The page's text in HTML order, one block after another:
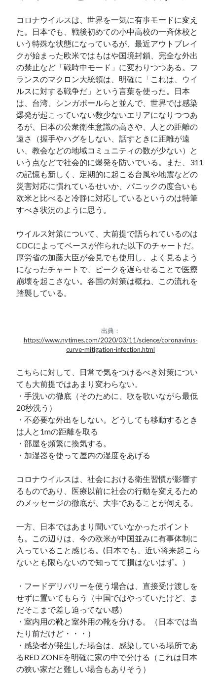
コロナウイルスは、世界を一気に有事モードに変え
た。日本でも、戦後初めての小中高校の一斉休校と
いう特殊な状態になっているが、最近アウトブレイ
クが始まった欧米ではもはや国境封鎖、完全な外出
の禁止など「戦時中モード」に変わりつつある。フ
ランスのマクロン大統領は、明確に「これは、ウイ
ルスに対する戦争だ」という言葉を使った。日本
は、台湾、シンガポールらと並んで、世界では感染
爆発が起こっていない数少ないエリアになりつつあ
るが、日本の公衆衛生意識の高さや、人との距離の
遠さ（握手やハグをしない、話すときに距離が遠
い、教会などの地域コミュニティの数が少ない）と
いう点などで社会的に爆発を防いでいる。また、311
の記憶も新しく、定期的に起こる台風や地震などの
災害対応に慣れているせいか、パニックの度合いも
欧米と比べると冷静に対応しているというのは特筆
すべき状況のように思う。
ウイルス対策について、大前提で語られているのは
CDCによってベースが作られた以下のチャートだ。
厚労省の加藤大臣が会見でも使用し、よく見るよう
になったチャートで、ピークを遅らせることで医療
崩壊を起こさない。各国の対策は概ね、この流れを
踏襲している。
出典：
https://www.nytimes.com/2020/03/11/science/coronavirus-
curve-mitigation-infection.html
こちらに対して、日常で気をつけるべき対策につい
ても大前提ではあまり変わらない。
・手洗いの徹底（そのために、歌を歌いながら最低
20秒洗う）
・不必要な外出をしない。どうしても移動するとき
は人と1mの距離を取る
・部屋を頻繁に換気する。
・加湿器を使って屋内の湿度をあげる
コロナウイルスは、社会における衛生習慣が影響す
るものであり、医療以前に社会の行動を変えるため
のメッセージの徹底が、大事であることが伺える。
一方、日本ではあまり聞いていなかったポイント
も。この辺りは、今の欧米が中国並みに有事体制に
入っていること感じる。(日本でも、近い将来起こら
ないとも限らないので知ってて損はないはず。）
・フードデリバリーを使う場合は、直接受け渡しを
せずに置いてもらう（中国ではやっていたけど、ま
だそこまで差し迫ってない感）
・室内用の靴と室外用の靴を分ける。（日本では当
たり前だけど・・・）
・感染者が発生した場合は、感染している場所であ
るRED ZONEを明確に家の中で分ける（これは日本
の狭い家だと難しい場合もありそう）